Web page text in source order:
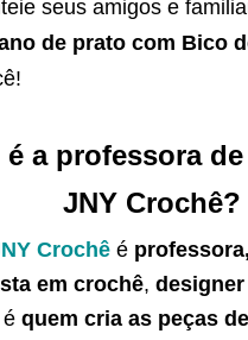
seus amigos e
de prato com Bico
é a professora
JNY Crochê?
Crochê é
em crochê,
quem cria as peças